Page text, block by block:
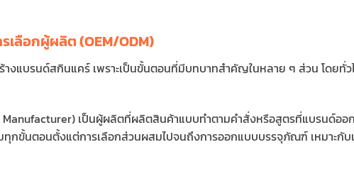
เลือกผู้ผลิต (OEM/ODM)
งแบรนด์สกินแคร์ เพราะเป็นขั้นตอนที่มีบทบาทสำคัญในหลาย ๆ ส่วน โดยทั่ว
เป็นผู้ผลิตที่ผลิตสินค้าแบบทำตามคำสั่งหรือสูตรที่แบรนด์ออ
มทุกขั้นตอนตั้งแต่การเลือกส่วนผสมไปจนถึงการออกแบบบรรจุภัณฑ์ เหมา